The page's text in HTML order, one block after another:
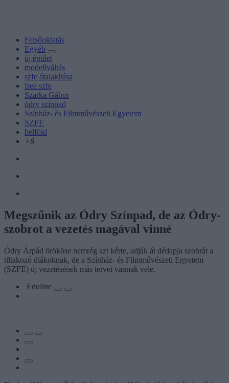
Felsőoktatás
Egyéb
új épület
modellváltás
szfe átalakítása
free szfe
Szarka Gábor
ódry színpad
Színház- és Filmművészeti Egyetem
SZFE
belföld
+6
Megszűnik az Ódry Színpad, de az Ódry-
szobrot a vezetés magával vinné
Ódry Árpád örököse nemrég azt kérte, adják át dédapja szobrát a
tiltakozó diákoknak, de a Színház- és Filmművészeti Egyetem
(SZFE) új vezetésének más tervei vannak vele.
Eduline